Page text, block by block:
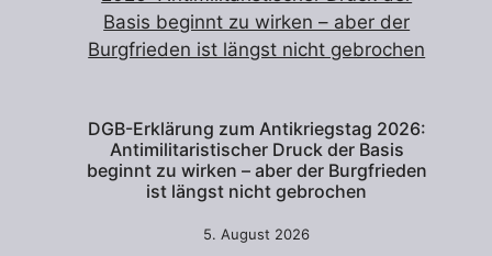
DGB-Erklärung zum Antikriegstag 2026:
Antimilitaristischer Druck der Basis
beginnt zu wirken – aber der Burgfrieden
ist längst nicht gebrochen
5. August 2026